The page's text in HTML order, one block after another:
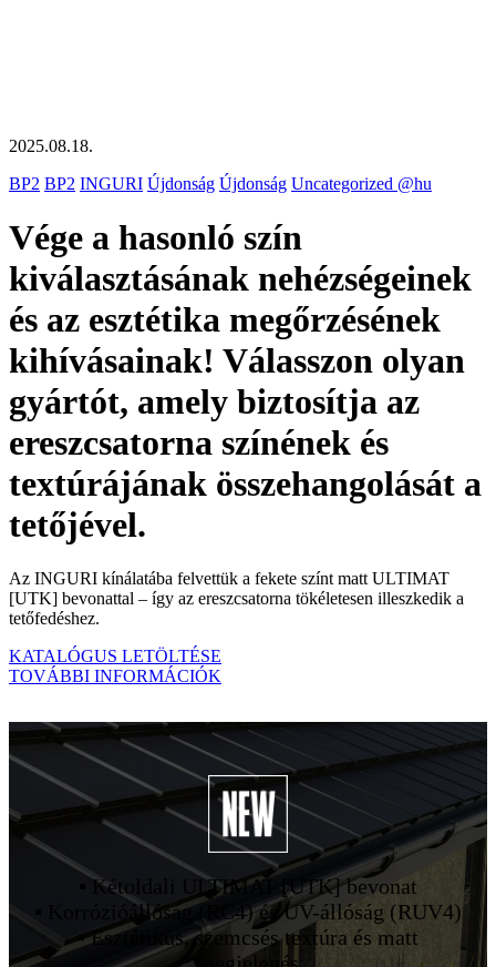
2025.08.18.
BP2 BP2 INGURI Újdonság Újdonság Uncategorized @hu
Vége a hasonló szín
kiválasztásának nehézségeinek
és az esztétika megőrzésének
kihívásainak! Válasszon olyan
gyártót, amely biztosítja az
ereszcsatorna színének és
textúrájának összehangolását a
tetőjével.
Az INGURI kínálatába felvettük a fekete színt matt ULTIMAT
[UTK] bevonattal – így az ereszcsatorna tökéletesen illeszkedik a
tetőfedéshez.
KATALÓGUS LETÖLTÉSE
TOVÁBBI INFORMÁCIÓK
▪ Kétoldali ULTIMAT [UTK] bevonat
▪ Korrózióállóság (RC4) és UV-állóság (RUV4)
▪ Esztétikus, szemcsés textúra és matt